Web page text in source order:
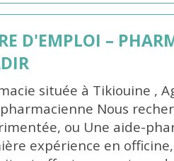
D'EMPLOI –
située à Tikiouine ,
Nous
ou Une aide-
expérience en